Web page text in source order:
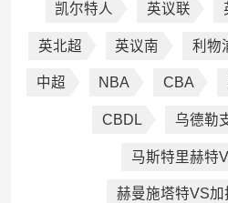
凯尔特人 英议联
英北超 英议南 利物
中超 NBA CBA
CBDL 乌德勒
马斯特里赫特
赫曼施塔特VS加